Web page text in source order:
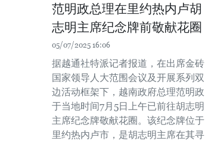
范明政总理在里约热内卢胡
志明主席纪念牌前敬献花圈
05/07/2025 16:06
据越通社特派记者报道，在出席金砖
国家领导人大范围会议及开展系列双
边活动框架下，越南政府总理范明政
于当地时间7月5日上午已前往胡志明
主席纪念牌敬献花圈。该纪念牌位于
里约热内卢市，是胡志明主席在其寻